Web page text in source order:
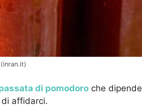
di pomodoro che dipende
affidarci.